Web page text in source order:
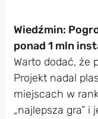
Wiedźmin:
ponad 1 mln
Warto dodać, że
Projekt nadal
miejscach w
„najlepsza gra” i